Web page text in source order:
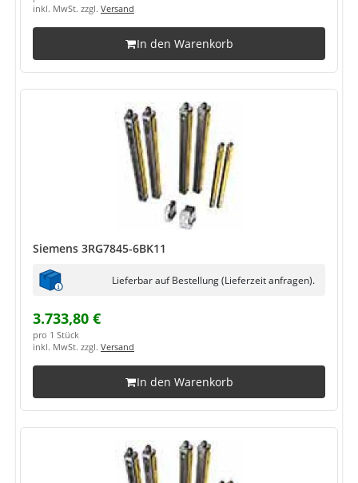
inkl. MwSt. zzgl. Versand
In den Warenkorb
Siemens 3RG7845-6BK11
Lieferbar auf Bestellung (Lieferzeit anfragen).
3.733,80 €
pro 1 Stück
inkl. MwSt. zzgl. Versand
In den Warenkorb